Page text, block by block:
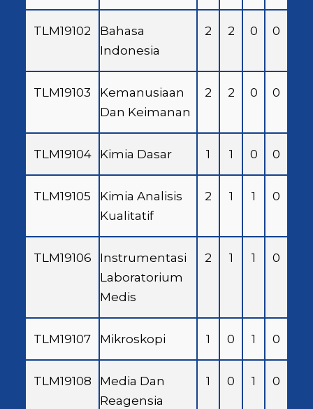
TLM19102
Bahasa
Indonesia
2 2 0 0
TLM19103
Kemanusiaan
Dan Keimanan
2 2 0 0
TLM19104 Kimia Dasar 1 1 0 0
TLM19105
Kimia Analisis
Kualitatif
2 1 1 0
TLM19106
Instrumentasi
Laboratorium
Medis
2 1 1 0
TLM19107 Mikroskopi 1 0 1 0
TLM19108
Media Dan
Reagensia
1 0 1 0